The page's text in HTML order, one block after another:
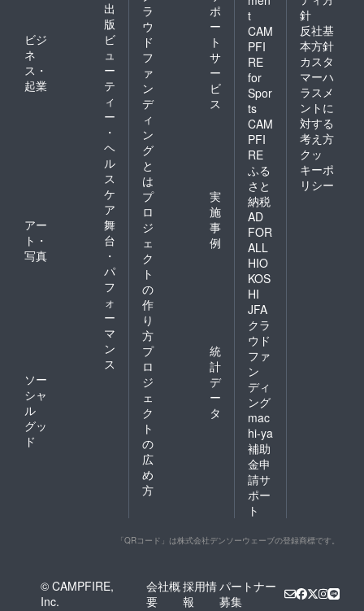
出
版
ビジ
ネ
ス・
起業
ビ
ュ
ー
テ
ィ
ー
・
ヘ
ル
ス
ケ
ア
アー
ト・
写真
舞
台
・
パ
フ
ォ
ー
マ
ン
ス
ソー
シャ
ル
グッ
ド
ラ
ウ
ド
フ
ァ
ン
デ
ィ
ン
グ
と
は
ポ
ー
ト
サ
ー
ビ
ス
プ
ロ
ジ
ェ
ク
ト
の
作
り
方
実
施
事
例
プ
ロ
ジ
ェ
ク
ト
の
広
め
方
統
計
デ
ー
タ
t
CAM
PFI
RE
for
Spor
ts
CAM
PFI
RE
ふる
さと
納税
AD
FOR
ALL
HIO
KOS
HI
JFA
クラ
ウド
ファ
ン
ディ
ング
mac
hi-ya
補助
金申
請サ
ポー
ト
針
反社基
本方針
カスタ
マーハ
ラスメ
ントに
対する
考え方
クッ
キーポ
リシー
「QRコード」は株式会社デンソーウェーブの登録商標です。
© CAMPFIRE,
Inc.
会社概
要
採用情
報
パートナー
募集